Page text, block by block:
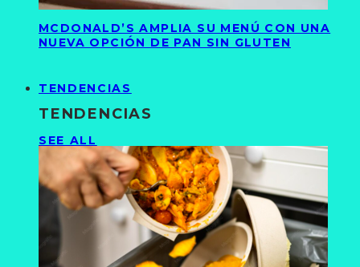
MCDONALD’S AMPLIA SU MENÚ CON UNA
NUEVA OPCIÓN DE PAN SIN GLUTEN
TENDENCIAS
TENDENCIAS
SEE ALL